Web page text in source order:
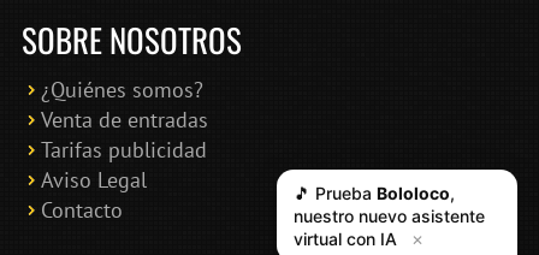
SOBRE NOSOTROS
¿Quiénes somos?
Venta de entradas
Tarifas publicidad
Aviso Legal
Contacto
🎵 Prueba Bololoco,
nuestro nuevo asistente
virtual con IA
✕